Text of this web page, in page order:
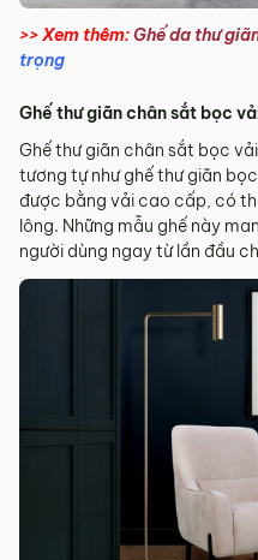
>> Xem thêm:Ghế da thư
trọng
Ghế thư giãn chân sắt bọc
Ghế thư giãn chân sắt bọc
tương tự như ghế thư giãn
được bằng vải cao cấp, có
lông. Những mẫu ghế này
người dùng ngay từ lần đầu